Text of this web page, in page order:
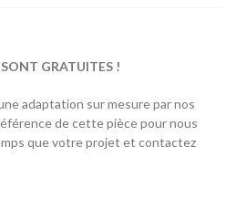
GRATUITES !
adaptation sur mesure par nos
de cette pièce pour nous
que votre projet et contactez